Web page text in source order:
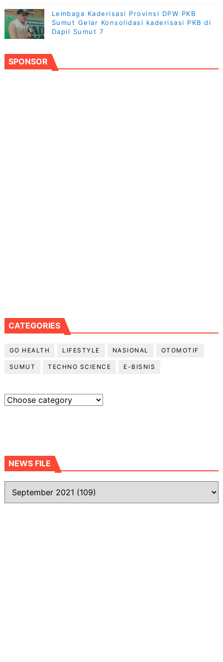
Lembaga Kaderisasi Provinsi DPW PKB
Sumut Gelar Konsolidasi kaderisasi PKB di
Dapil Sumut 7
SPONSOR
CATEGORIES
GO HEALTH LIFESTYLE NASIONAL OTOMOTIF
SUMUT TECHNO SCIENCE E-BISNIS
NEWS FILE